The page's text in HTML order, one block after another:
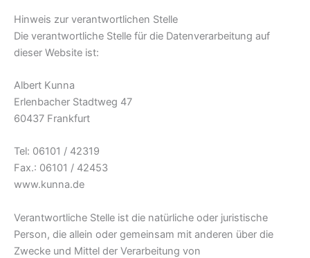
Hinweis zur verantwortlichen Stelle
Die verantwortliche Stelle für die Datenverarbeitung auf
dieser Website ist:
Albert Kunna
Erlenbacher Stadtweg 47
60437 Frankfurt
Tel: 06101 / 42319
Fax.: 06101 / 42453
www.kunna.de
Verantwortliche Stelle ist die natürliche oder juristische
Person, die allein oder gemeinsam mit anderen über die
Zwecke und Mittel der Verarbeitung von